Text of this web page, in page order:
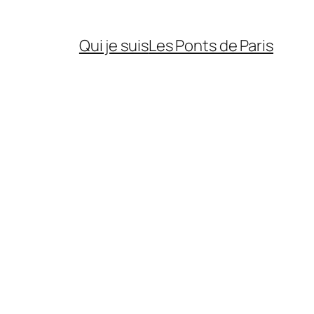
Qui je suisLes Ponts de Paris